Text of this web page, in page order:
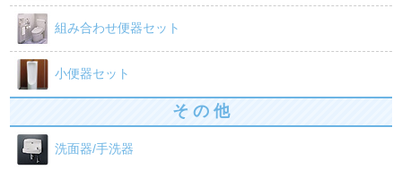
組み合わせ便器セット
小便器セット
そ の 他
洗面器/手洗器